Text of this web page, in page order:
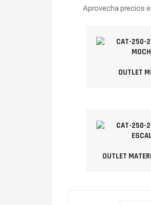
Aprovecha precios
OUTLET
OUTLET